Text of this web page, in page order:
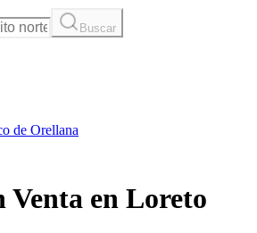
Buscar
de Orellana
Venta en Loreto